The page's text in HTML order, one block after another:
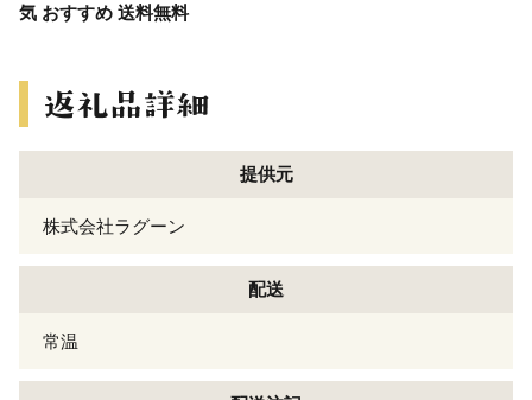
気 おすすめ 送料無料
提供元
株式会社ラグーン
配送
常温